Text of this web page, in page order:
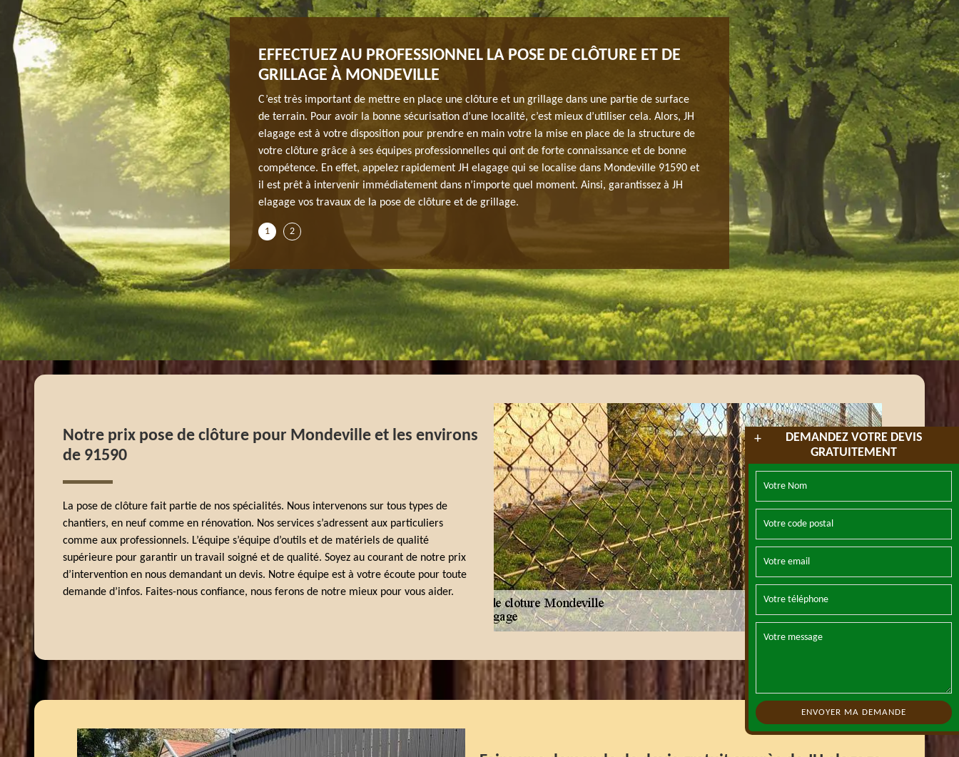
+
DEMANDEZ VOTRE DEVIS
GRATUITEMENT
BOIS À MONDEVILLE
l’installation d’une clôture en bois. Protégez-vous
la pose d’une clôture, faites confiance à notre
demandant un haut savoir-faire et des compétences,
la garantie d’un ouvrage soigné et de qualité.
vous en aurez détaillé et personnalisé selon votre
pour tous besoins de renseignements.
EFFECTUEZ AU PROFESSIONNEL LA POSE DE CLÔTURE ET DE
GRILLAGE À MONDEVILLE
C’est très important de mettre en place une clôture et un grillage dans une partie de surface
de terrain. Pour avoir la bonne sécurisation d’une localité, c’est mieux d’utiliser cela. Alors, JH
elagage est à votre disposition pour prendre en main votre la mise en place de la structure de
votre clôture grâce à ses équipes professionnelles qui ont de forte connaissance et de bonne
compétence. En effet, appelez rapidement JH elagage qui se localise dans Mondeville 91590 et
il est prêt à intervenir immédiatement dans n’importe quel moment. Ainsi, garantissez à JH
elagage vos travaux de la pose de clôture et de grillage.
UTILITÉ D’UNE CLÔTURE EN BOIS À
Profitez de votre espace extérieur, grâce à
des regards indiscrets avec ce matériau. Pour la pose
équipe experte. Puisqu’il s’agit de travaux
le recours à une équipe renommée est sûrement la
Contactez-nous pour une demande de devis, vous en
projet. L’équipe reste également à votre écoute pour
1 2
Notre prix pose de clôture pour Mondeville et les environs
de 91590
La pose de clôture fait partie de nos spécialités. Nous intervenons sur tous types de
chantiers, en neuf comme en rénovation. Nos services s’adressent aux particuliers
comme aux professionnels. L’équipe s’équipe d’outils et de matériels de qualité
supérieure pour garantir un travail soigné et de qualité. Soyez au courant de notre prix
d’intervention en nous demandant un devis. Notre équipe est à votre écoute pour toute
demande d’infos. Faites-nous confiance, nous ferons de notre mieux pour vous aider.